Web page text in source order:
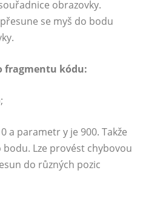
obrazovky.
se myš do bodu
fragmentu kódu:
a parametr y je 900. Takže
Lze provést chybovou
do různých pozic